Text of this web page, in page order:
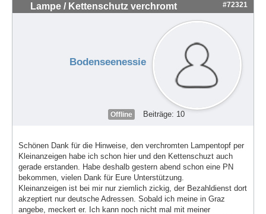
Lampe / Kettenschutz verchromt #72321
Bodenseenessie
Offline Beiträge: 10
Schönen Dank für die Hinweise, den verchromten Lampentopf per
Kleinanzeigen habe ich schon hier und den Kettenschuzt auch
gerade erstanden. Habe deshalb gestern abend schon eine PN
bekommen, vielen Dank für Eure Unterstützung.
Kleinanzeigen ist bei mir nur ziemlich zickig, der Bezahldienst dort
akzeptiert nur deutsche Adressen. Sobald ich meine in Graz
angebe, meckert er. Ich kann noch nicht mal mit meiner